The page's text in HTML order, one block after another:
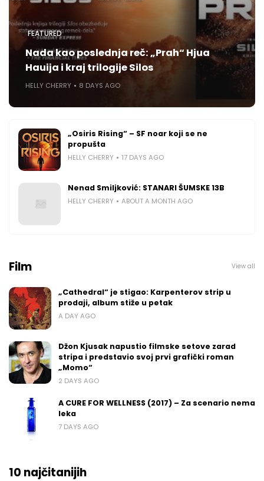
FEATURED
Nada kao poslednja reč: „Prah“ Hjua
Hauija i kraj trilogije Silos
HELLY CHERRY 8 DAYS AGO
„Osiris Rising“ – SF noar koji se ne
propušta
HELLY CHERRY 17 DAYS AGO
Nenad Smiljković: STANARI ŠUMSKE 13B
HELLY CHERRY ABOUT A MONTH AGO
Film View all
„Cathedral“ je stigao: Karpenterov strip u
prodaji, album stiže u petak
A DAY AGO
Džon Kjusak napustio filmske setove zarad
stripa i predstavio svoj prvi grafički roman
„Momo“
2 DAYS AGO
A CURE FOR WELLNESS (2017) – Za scenario nema
leka
7 DAYS AGO
10 najčitanijih